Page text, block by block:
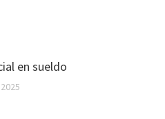
en sueldo